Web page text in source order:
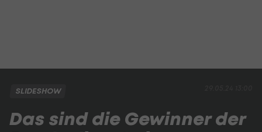
SLIDESHOW
Das sind die Gewinner der